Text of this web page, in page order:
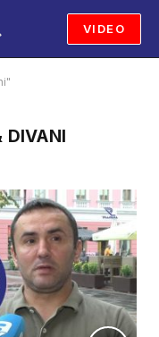
VIDEO
DIVANI